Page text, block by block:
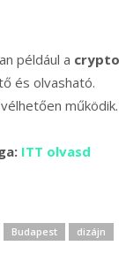
például a crypto
és olvasható.
működik.
ITT olvasd
Budapest
dizájn